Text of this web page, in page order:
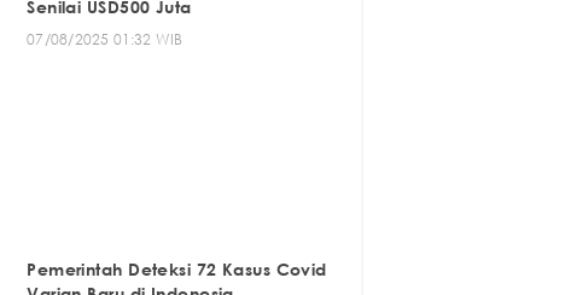
Senilai USD500 Juta
07/08/2025 01:32 WIB
Pemerintah Deteksi 72 Kasus Covid